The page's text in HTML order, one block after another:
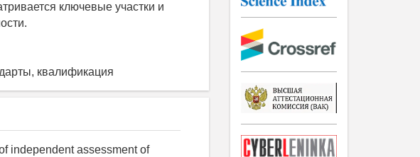
ключевые участки и
квалификация
independent assessment of